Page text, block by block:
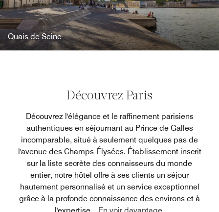
Quais de Seine
Découvrez Paris
Découvrez l'élégance et le raffinement parisiens
authentiques en séjournant au Prince de Galles
incomparable, situé à seulement quelques pas de
l'avenue des Champs-Élysées. Établissement inscrit
sur la liste secrète des connaisseurs du monde
entier, notre hôtel offre à ses clients un séjour
hautement personnalisé et un service exceptionnel
grâce à la profonde connaissance des environs et à